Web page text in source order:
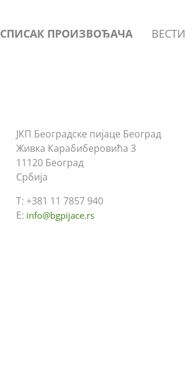
СПИСАК ПРОИЗВОЂАЧА ВЕСТИ
ЈКП Београдске пијаце Београд
Живка Карабиберовића 3
11120 Београд
Србија
Т: +381 11 7857 940
Е: info@bgpijace.rs